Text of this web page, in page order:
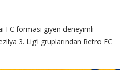
FC forması giyen deneyimli
3. Lig’i gruplarından Retro FC